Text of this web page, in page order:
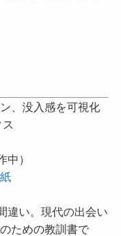
、没入感を可視化
中）
違い。現代の出会い
ための教訓書で